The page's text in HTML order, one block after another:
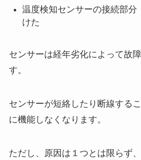
温度検知センサーの接続部分
けた
センサーは経年劣化によって故
す。
センサーが短絡したり断線する
に機能しなくなります。
ただし、原因は１つとは限らず